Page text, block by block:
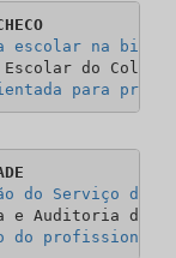
escolar na
do Colégio
para
do Serviço de
Auditoria de
do profissional